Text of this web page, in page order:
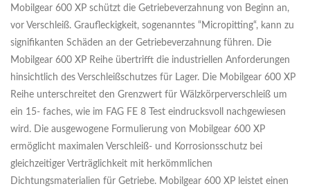
Mobilgear 600 XP schützt die Getriebeverzahnung von Beginn an,
vor Verschleiß. Graufleckigkeit, sogenanntes “Micropitting“, kann zu
signifikanten Schäden an der Getriebeverzahnung führen. Die
Mobilgear 600 XP Reihe übertrifft die industriellen Anforderungen
hinsichtlich des Verschleißschutzes für Lager. Die Mobilgear 600 XP
Reihe unterschreitet den Grenzwert für Wälzkörperverschleiß um
ein 15- faches, wie im FAG FE 8 Test eindrucksvoll nachgewiesen
wird. Die ausgewogene Formulierung von Mobilgear 600 XP
ermöglicht maximalen Verschleiß- und Korrosionsschutz bei
gleichzeitiger Verträglichkeit mit herkömmlichen
Dichtungsmaterialien für Getriebe. Mobilgear 600 XP leistet einen